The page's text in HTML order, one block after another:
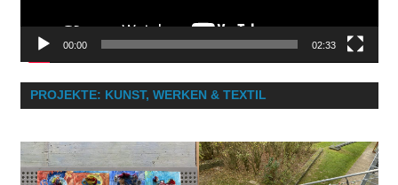
00:00 02:33
PROJEKTE: KUNST, WERKEN & TEXTIL